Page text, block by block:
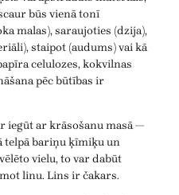
būs vienā tonī
malas), saraujoties (dzija),
staipot (audums) vai kā
celulozes, kokvilnas
pēc būtības ir
iegūt ar krāsošanu masā —
telpā bariņu ķīmiķu un
vielu, to var dabūt
linu. Lins ir čakars.